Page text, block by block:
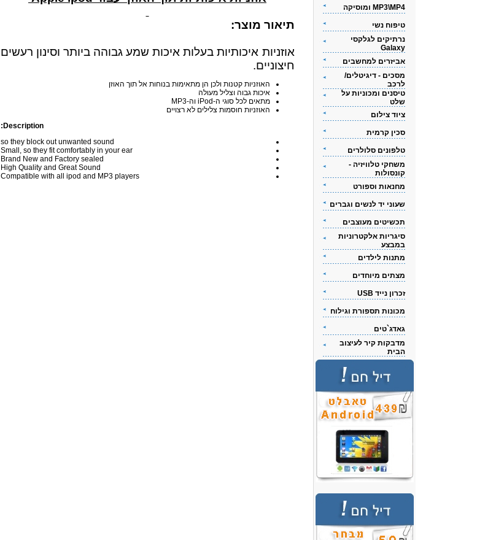
תיאור מוצר:
אוזניות איכותיות בעלות איכות שמע גבוהה ביותר וסינון רעשים
חיצוניים.
האוזניות קטנות ולכן הן מתאימות בנוחות אל תוך האוזן
איכות גבוה וצליל מעולה
מתאים לכל סוגי ה-iPod וה-MP3
האוזניות חוסמות צלילים לא רצויים
Description:
so they block out unwanted sound
Small, so they fit comfortably in your ear
Brand New and Factory sealed
High Quality and Great Sound
Compatible with all ipod and MP3 players
MP3\MP4 ומוסיקה
טיפוח נשי
נרתיקים לגלקסי
Galaxy
אביזרים למחשבים
מסכים - דיגיטלים/
לרכב
טיסנים ומכוניות על
שלט
ציוד צילום
סכין קרמית
טלפונים סלולרים
משחקי טלוויזיה -
קונסולות
מחנאות וספורט
שעוני יד לנשים וגברים
תכשיטים מעוצבים
סיגריות אלקטרוניות
במבצע
מתנות לילדים
מצתים מיוחדים
זכרון נייד USB
מכונות תספורת וגילוח
גאדג`טים
מדבקות קיר לעיצוב
הבית